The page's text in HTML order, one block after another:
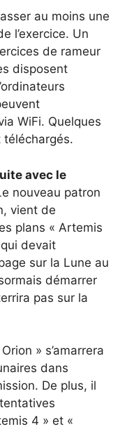
au moins une
l’exercice. Un
de rameur
disposent
WiFi. Quelques
avec le
nouveau patron
vient de
plans « Artemis
devait
sur la Lune au
démarrer
pas sur la
» s’amarrera
dans
De plus, il
4 » et «